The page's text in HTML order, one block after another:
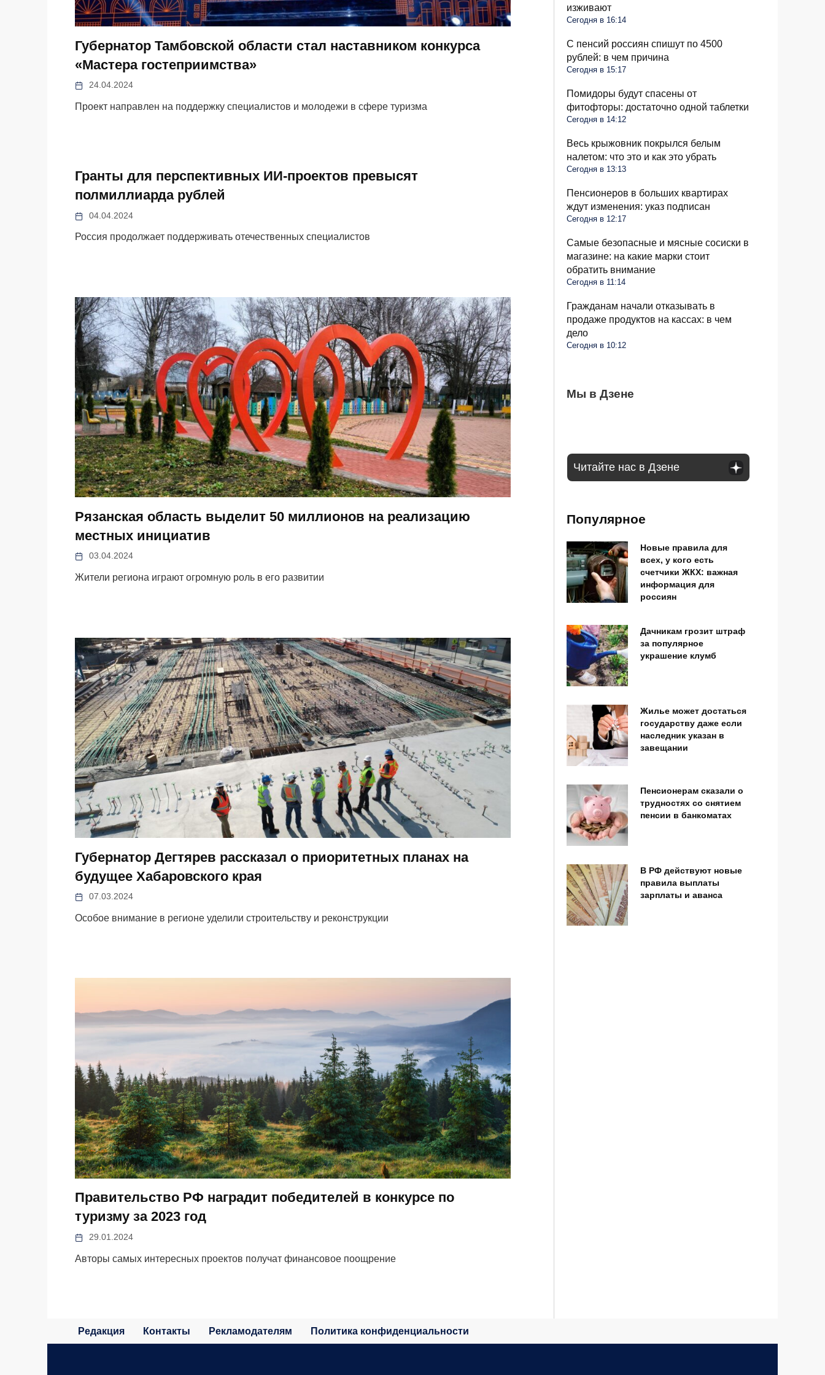
Губернатор Тамбовской области стал наставником конкурса
«Мастера гостеприимства»
24.04.2024
Проект направлен на поддержку специалистов и молодежи в сфере туризма
Гранты для перспективных ИИ-проектов превысят
полмиллиарда рублей
04.04.2024
Россия продолжает поддерживать отечественных специалистов
Рязанская область выделит 50 миллионов на реализацию
местных инициатив
03.04.2024
Жители региона играют огромную роль в его развитии
Губернатор Дегтярев рассказал о приоритетных планах на
будущее Хабаровского края
07.03.2024
Особое внимание в регионе уделили строительству и реконструкции
Правительство РФ наградит победителей в конкурсе по
туризму за 2023 год
29.01.2024
Авторы самых интересных проектов получат финансовое поощрение
изживают
Сегодня в 16:14
С пенсий россиян спишут по 4500
рублей: в чем причина
Сегодня в 15:17
Помидоры будут спасены от
фитофторы: достаточно одной таблетки
Сегодня в 14:12
Весь крыжовник покрылся белым
налетом: что это и как это убрать
Сегодня в 13:13
Пенсионеров в больших квартирах
ждут изменения: указ подписан
Сегодня в 12:17
Самые безопасные и мясные сосиски в
магазине: на какие марки стоит
обратить внимание
Сегодня в 11:14
Гражданам начали отказывать в
продаже продуктов на кассах: в чем
дело
Сегодня в 10:12
Мы в Дзене
Дачников будут штрафовать на 50 тысяч
за популярные деревья: что нельзя
Снять наличные становится все труднее:
С пенсий россиян спишут по 4500
Читайте нас в Дзене
Популярное
Новые правила для
всех, у кого есть
счетчики ЖКХ: важная
информация для
россиян
Дачникам грозит штраф
за популярное
украшение клумб
Жилье может достаться
государству даже если
наследник указан в
завещании
Пенсионерам сказали о
трудностях со снятием
пенсии в банкоматах
В РФ действуют новые
правила выплаты
зарплаты и аванса
Редакция Контакты Рекламодателям Политика конфиденциальности